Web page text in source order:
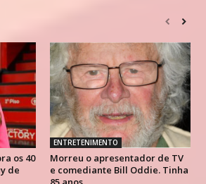
os 40
de
ENTRETENIMENTO
Morreu o apresentador de TV
e comediante Bill Oddie. Tinha